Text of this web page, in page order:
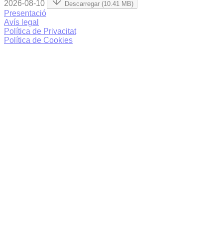
2026-08-10 Descarregar (10.41 MB)
Presentació
Avís legal
Política de Privacitat
Política de Cookies